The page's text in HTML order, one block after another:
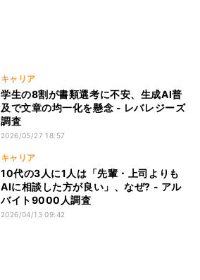
キャリア
学生の8割が書類選考に不安、生成AI普
及で文章の均一化を懸念 - レバレジーズ
調査
2026/05/27 18:57
キャリア
10代の3人に1人は「先輩・上司よりも
AIに相談した方が良い」、なぜ? - アル
バイト9000人調査
2026/04/13 09:42